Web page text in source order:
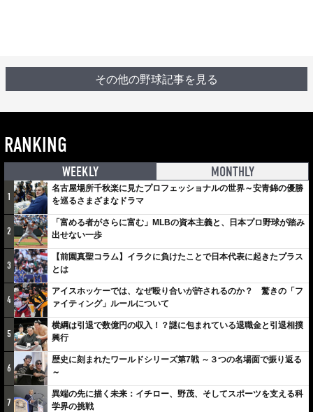
その他の野球記事を見る
RANKING
WEEKLY MONTHLY
1
名古屋場所千秋楽に見たプロフェッショナルの世界～安青錦の優勝
を巡るさまざまなドラマ
2
「富める者がさらに富む」MLBの資本主義と、日本プロ野球が踏み
出せない一歩
3
【前園真聖コラム】イラクに負けたことで日本代表に起きたプラス
とは
4
アイスホッケーでは、なぜ殴り合いが許されるのか？ 驚きの「フ
ァイティング」ルールについて
5
横綱は引退で数億円の収入！？謎に包まれている退職金と引退相撲
興行
6
歴史に刻まれたワールドシリーズ第7戦 ～３つの名場面で振り返る
～
7
異端の先に描く未来：イチロー、野茂、そしてスポーツを支える科
学界の挑戦